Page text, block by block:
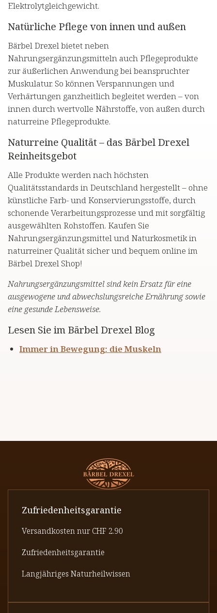
Elektrolytgleichgewicht.
Natürliche Pflege von innen und außen
Bärbel Drexel bietet neben
Nahrungsergänzungsmitteln auch Pflegeprodukte
zur äußerlichen Anwendung bei beanspruchter
Muskulatur. So können Verspannungen und
Verhärtungen ganzheitlich begleitet werden – von
innen durch wertvolle Nährstoffe, von außen durch
naturreine Pflegeprodukte.
Naturreine Qualität – das Bärbel Drexel
Reinheitsgebot
Alle Produkte werden nach höchsten
Qualitätsstandards in Deutschland hergestellt – ohne
künstliche Farb- und Konservierungsstoffe, durch
schonende Verarbeitungsprozesse und mit sorgfältig
ausgewählten Rohstoffen. Kaufen Sie
Nahrungsergänzungsmittel und Naturkosmetik in
naturreiner Qualität sicher und bequem online im
Bärbel Drexel Shop!
Nahrungsergänzungsmittel sind kein Ersatz für eine
ausgewogene und abwechslungsreiche Ernährung sowie
eine gesunde Lebensweise.
Lesen Sie im Bärbel Drexel Blog
Immer in Bewegung: die Muskeln
Zufriedenheitsgarantie
Versandkosten nur CHF 2.90
Zufriedenheitsgarantie
Langjähriges Naturheilwissen